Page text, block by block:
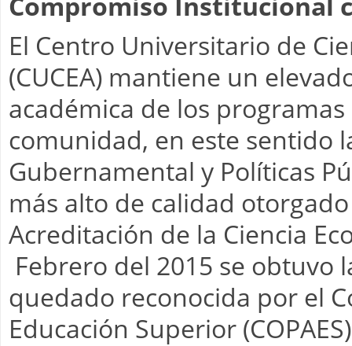
El Centro Universitario de
(CUCEA) mantiene un
académica de los
comunidad, en este sentido
Gubernamental y Políticas
más alto de calidad
Acreditación de la Ciencia
Febrero del 2015 se obtuvo
quedado reconocida por el
Educación Superior